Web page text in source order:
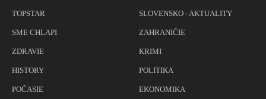
TOPSTAR
SME CHLAPI
ZDRAVIE
HISTORY
POČASIE
SLOVENSKO - AKTUALITY
ZAHRANIČIE
KRIMI
POLITIKA
EKONOMIKA